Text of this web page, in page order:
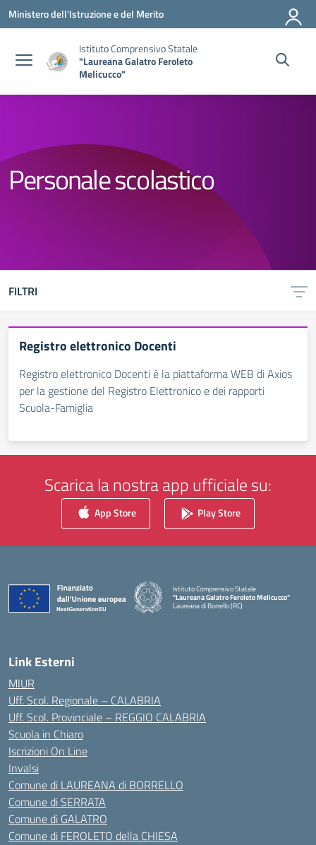
Vai ai contenuti
Vai al menu di navigazione
Vai al footer
Ministero dell'Istruzione e del Merito
Istituto Comprensivo Statale
"Laureana Galatro Feroleto
Melicucco"
Personale scolastico
FILTRI
Registro elettronico Docenti
Registro elettronico Docenti è la piattaforma WEB di Axios
per la gestione del Registro Elettronico e dei rapporti
Scuola-Famiglia
Scarica la nostra app ufficiale su:
App Store Play Store
Istituto Comprensivo Statale
"Laureana Galatro Feroleto Melicucco"
Laureana di Borrello (RC)
Link Esterni
MIUR
Uff. Scol. Regionale – CALABRIA
Uff. Scol. Provinciale – REGGIO CALABRIA
Scuola in Chiaro
Iscrizioni On Line
Invalsi
Comune di LAUREANA di BORRELLO
Comune di SERRATA
Comune di GALATRO
Comune di FEROLETO della CHIESA